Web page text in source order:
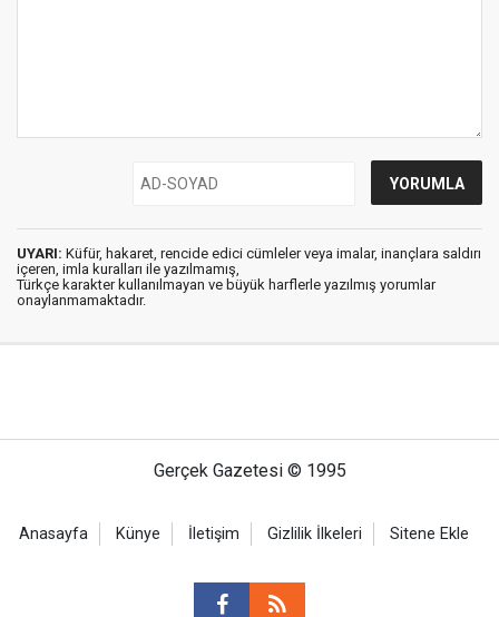
UYARI: Küfür, hakaret, rencide edici cümleler veya imalar, inançlara saldırı
içeren, imla kuralları ile yazılmamış,
Türkçe karakter kullanılmayan ve büyük harflerle yazılmış yorumlar
onaylanmamaktadır.
Gerçek Gazetesi © 1995
Anasayfa Künye İletişim Gizlilik İlkeleri Sitene Ekle